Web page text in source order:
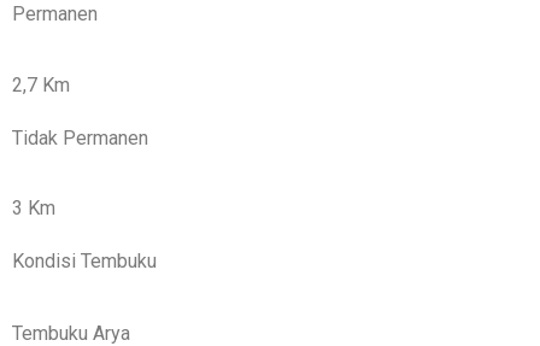
Permanen
2,7 Km
Tidak Permanen
3 Km
Kondisi Tembuku
Tembuku Arya